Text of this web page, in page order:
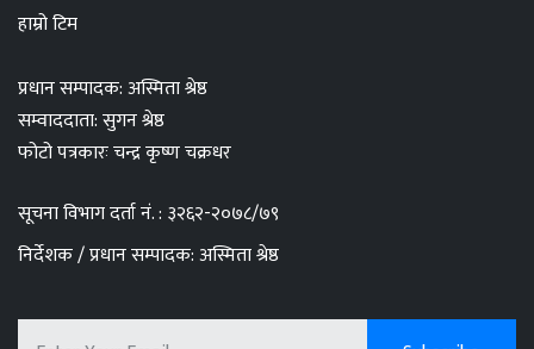
हाम्रो टिम
प्रधान सम्पादक: अस्मिता श्रेष्ठ
सम्वाददाता: सुगन श्रेष्ठ
फोटो पत्रकारः चन्द्र कृष्ण चक्रधर
सूचना विभाग दर्ता नं. : ३२६२-२०७८/७९
निर्देशक / प्रधान सम्पादक: अस्मिता श्रेष्ठ